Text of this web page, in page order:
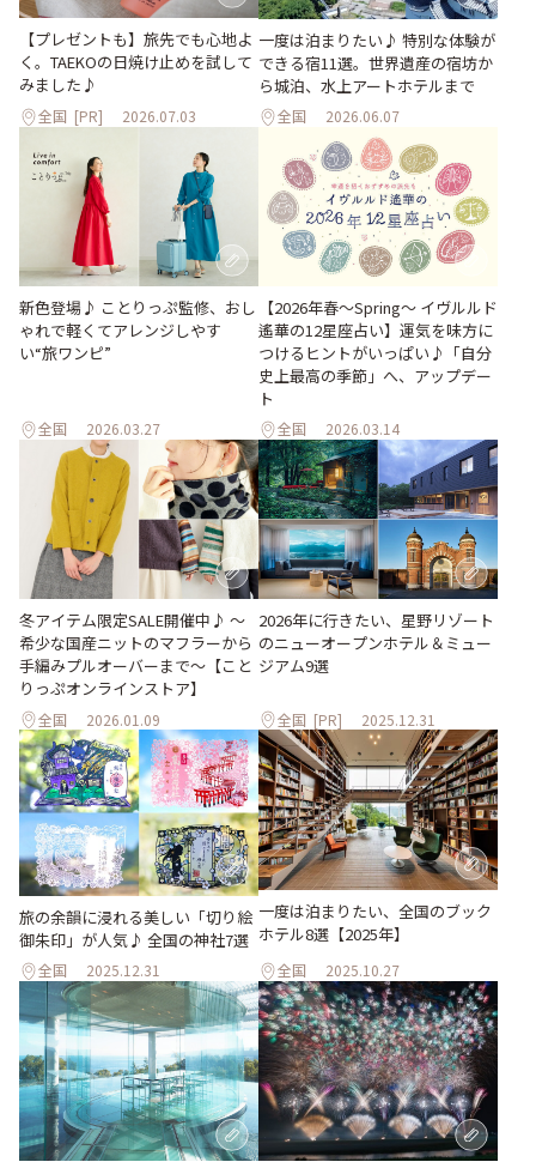
【プレゼントも】旅先でも心地よ
く。TAEKOの日焼け止めを試して
みました♪
全国 [PR] 2026.07.03
一度は泊まりたい♪ 特別な体験が
できる宿11選。世界遺産の宿坊か
ら城泊、水上アートホテルまで
全国 2026.06.07
新色登場♪ ことりっぷ監修、おし
ゃれで軽くてアレンジしやす
い“旅ワンピ”
全国 2026.03.27
【2026年春～Spring～ イヴルルド
遙華の12星座占い】運気を味方に
つけるヒントがいっぱい♪「自分
史上最高の季節」へ、アップデー
ト
全国 2026.03.14
冬アイテム限定SALE開催中♪ ～
希少な国産ニットのマフラーから
手編みプルオーバーまで～【こと
りっぷオンラインストア】
全国 2026.01.09
2026年に行きたい、星野リゾート
のニューオープンホテル＆ミュー
ジアム9選
全国 [PR] 2025.12.31
旅の余韻に浸れる美しい「切り絵
御朱印」が人気♪ 全国の神社7選
全国 2025.12.31
一度は泊まりたい、全国のブック
ホテル8選【2025年】
全国 2025.10.27